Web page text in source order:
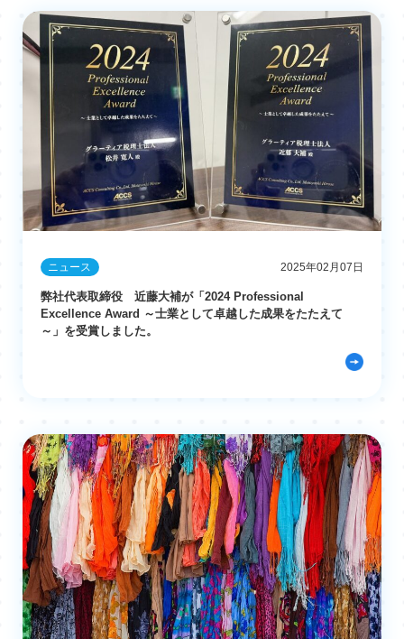
ニュース 2025年02月07日
弊社代表取締役 近藤大補が「2024 Professional
Excellence Award ～士業として卓越した成果をたたえて
～」を受賞しました。